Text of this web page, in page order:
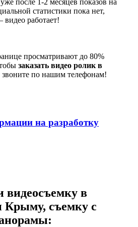
после 1-2 месяцев показов на
статистики пока нет,
видео работает!
просматривают до 80%
заказать видео ролик в
звоните по нашим телефонам!
на разработку
в
Крыму, съемку с